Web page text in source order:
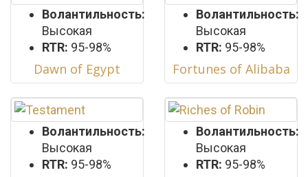
Волантильность:
Высокая
RTR: 95-98%
Dawn of Egypt
Волантильность:
Высокая
RTR: 95-98%
Fortunes of Alibaba
Волантильность:
Высокая
RTR: 95-98%
Волантильность:
Высокая
RTR: 95-98%